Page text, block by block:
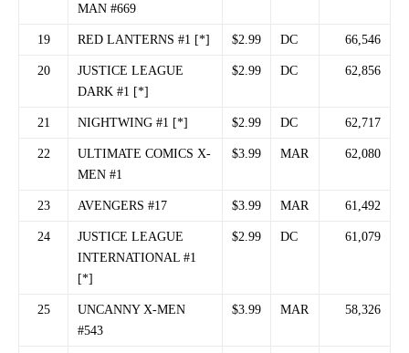
MAN #669
19 RED LANTERNS #1 [*] $2.99 DC 66,546
20
JUSTICE LEAGUE
DARK #1 [*]
$2.99 DC 62,856
21 NIGHTWING #1 [*] $2.99 DC 62,717
22
ULTIMATE COMICS X-
MEN #1
$3.99 MAR 62,080
23 AVENGERS #17 $3.99 MAR 61,492
24
JUSTICE LEAGUE
INTERNATIONAL #1
[*]
$2.99 DC 61,079
25
UNCANNY X-MEN
#543
$3.99 MAR 58,326